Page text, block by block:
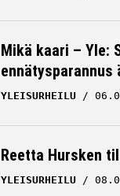
Mikä kaari – Yle:
YLEISURHEILU
Reetta Hursken
YLEISURHEILU